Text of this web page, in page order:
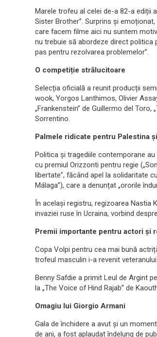
Marele trofeu al celei de-a 82-a ediții
Sister Brother”. Surprins și
care facem filme aici nu suntem
nu trebuie să abordeze direct politica
pas pentru rezolvarea problemelor”.
O competiție strălucitoare
Selecția oficială a reunit producții
wook, Yorgos Lanthimos, Olivier
„Frankenstein” de Guillermo del Toro,
Sorrentino.
Palmele ridicate pentru Palestina
Politica și tragediile contemporane
cu premiul Orizzonti pentru regie
libertate”, făcând apel la solidaritate
Málaga”), care a denunțat „ororile
În același registru, regizoarea Nastia
invaziei ruse în Ucraina, vorbind
Premii importante pentru actori și
Copa Volpi pentru cea mai bună
trofeul masculin i-a revenit
Benny Safdie a primit Leul de Argint
la „The Voice of Hind Rajab” de
Omagiu lui Giorgio Armani
Gala de închidere a avut și un
de ani, a fost aplaudat îndelung de